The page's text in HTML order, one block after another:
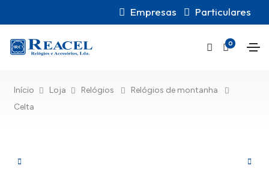
Empresas Particulares
0
Início Loja Relógios
Relógios de montanha
Celta